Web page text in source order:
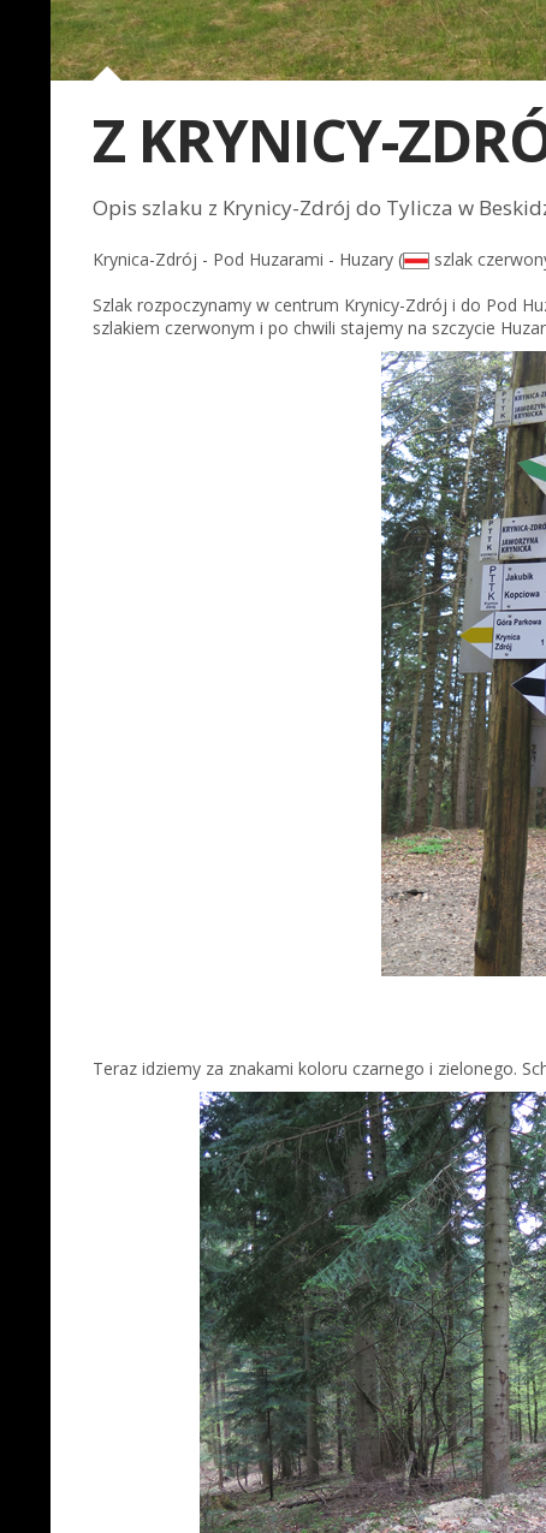
Z KRYNICY-
Opis szlaku z Krynicy-Zdrój do Tylicza w
Krynica-Zdrój - Pod Huzarami - Huzary ( szlak
Szlak rozpoczynamy w centrum Krynicy-Zdrój i do Pod
szlakiem czerwonym i po chwili stajemy na szczycie
Teraz idziemy za znakami koloru czarnego i zielonego.